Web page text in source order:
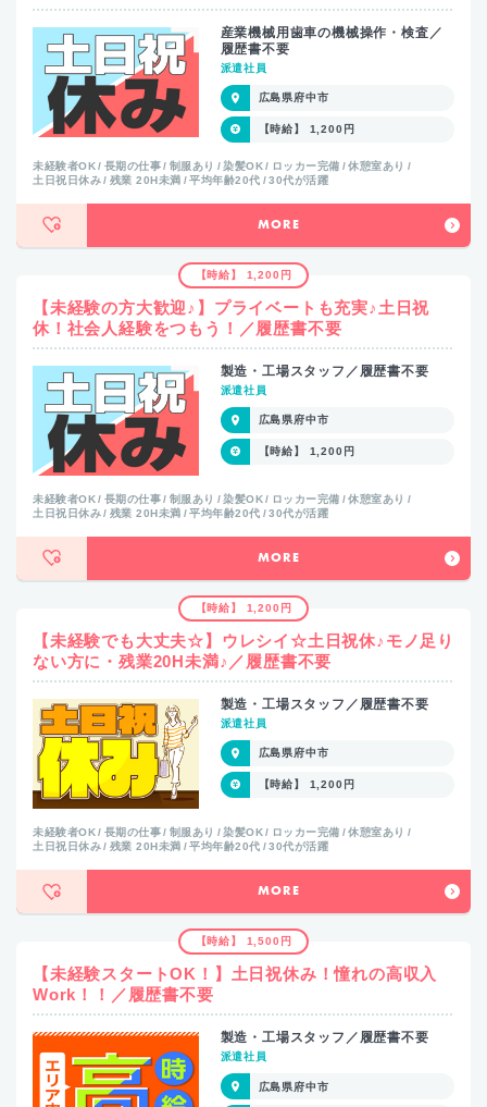
産業機械用歯車の機械操作・検査／
履歴書不要
派遣社員
広島県府中市
【時給】 1,200円
未経験者OK 長期の仕事 制服あり 染髪OK ロッカー完備
休憩室あり
土日祝日休み
残業 20H未満 平均年齢20代 30代が活躍
MORE
【時給】 1,200円
【未経験の方大歓迎♪】プライベートも充実♪土日祝
休！社会人経験をつもう！／履歴書不要
製造・工場スタッフ／履歴書不要
派遣社員
広島県府中市
【時給】 1,200円
未経験者OK 長期の仕事 制服あり 染髪OK ロッカー完備
休憩室あり
土日祝日休み
残業 20H未満 平均年齢20代 30代が活躍
MORE
【時給】 1,200円
【未経験でも大丈夫☆】ウレシイ☆土日祝休♪モノ足り
ない方に・残業20H未満♪／履歴書不要
製造・工場スタッフ／履歴書不要
派遣社員
広島県府中市
【時給】 1,200円
未経験者OK 長期の仕事 制服あり 染髪OK ロッカー完備
休憩室あり
土日祝日休み
残業 20H未満 平均年齢20代 30代が活躍
MORE
【時給】 1,500円
【未経験スタートOK！】土日祝休み！憧れの高収入
Work！！／履歴書不要
製造・工場スタッフ／履歴書不要
派遣社員
広島県府中市